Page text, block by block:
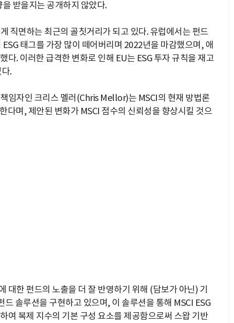
받을지는 공개하지 않았다.
직면하는 최근의 골칫거리가 되고 있다. 유럽에서는 펀드
태그를 가장 많이 떼어버리며 2022년을 마감했으며, 애
다. 이러한 급격한 변화로 인해 EU는 ESG 투자 규칙을 재고
.
임자인 크리스 멜러(Chris Mellor)는 MSCI의 현재 방법론
며, 제안된 변화가 MSCI 점수의 신뢰성을 향상시킬 것으
대한 펀드의 노출을 더 잘 반영하기 위해 (담보가 아닌) 기
솔루션을 구현하고 있으며, 이 솔루션을 통해 MSCI ESG
여 복제 지수의 기본 구성 요소를 제공함으로써 스왑 기반